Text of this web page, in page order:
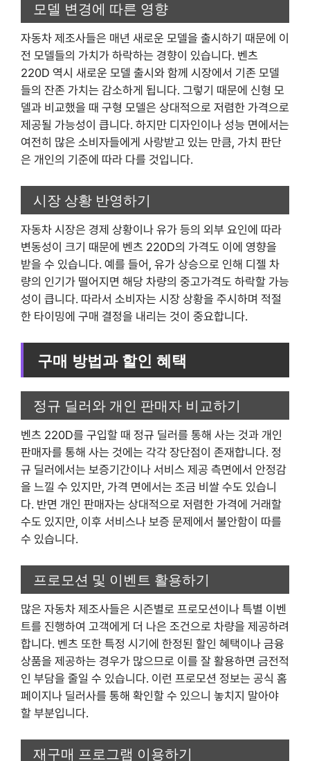
모델 변경에 따른 영향
자동차 제조사들은 매년 새로운 모델을 출시하기 때문에 이
전 모델들의 가치가 하락하는 경향이 있습니다. 벤츠
220D 역시 새로운 모델 출시와 함께 시장에서 기존 모델
들의 잔존 가치는 감소하게 됩니다. 그렇기 때문에 신형 모
델과 비교했을 때 구형 모델은 상대적으로 저렴한 가격으로
제공될 가능성이 큽니다. 하지만 디자인이나 성능 면에서는
여전히 많은 소비자들에게 사랑받고 있는 만큼, 가치 판단
은 개인의 기준에 따라 다를 것입니다.
시장 상황 반영하기
자동차 시장은 경제 상황이나 유가 등의 외부 요인에 따라
변동성이 크기 때문에 벤츠 220D의 가격도 이에 영향을
받을 수 있습니다. 예를 들어, 유가 상승으로 인해 디젤 차
량의 인기가 떨어지면 해당 차량의 중고가격도 하락할 가능
성이 큽니다. 따라서 소비자는 시장 상황을 주시하며 적절
한 타이밍에 구매 결정을 내리는 것이 중요합니다.
구매 방법과 할인 혜택
정규 딜러와 개인 판매자 비교하기
벤츠 220D를 구입할 때 정규 딜러를 통해 사는 것과 개인
판매자를 통해 사는 것에는 각각 장단점이 존재합니다. 정
규 딜러에서는 보증기간이나 서비스 제공 측면에서 안정감
을 느낄 수 있지만, 가격 면에서는 조금 비쌀 수도 있습니
다. 반면 개인 판매자는 상대적으로 저렴한 가격에 거래할
수도 있지만, 이후 서비스나 보증 문제에서 불안함이 따를
수 있습니다.
프로모션 및 이벤트 활용하기
많은 자동차 제조사들은 시즌별로 프로모션이나 특별 이벤
트를 진행하여 고객에게 더 나은 조건으로 차량을 제공하려
합니다. 벤츠 또한 특정 시기에 한정된 할인 혜택이나 금융
상품을 제공하는 경우가 많으므로 이를 잘 활용하면 금전적
인 부담을 줄일 수 있습니다. 이런 프로모션 정보는 공식 홈
페이지나 딜러사를 통해 확인할 수 있으니 놓치지 말아야
할 부분입니다.
재구매 프로그램 이용하기